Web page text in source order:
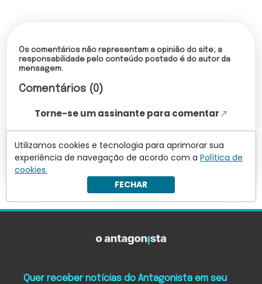
Os comentários não representam a opinião do site; a
responsabilidade pelo conteúdo postado é do autor da
mensagem.
Comentários (0)
Torne-se um assinante para comentar
Leia mais comentários
Utilizamos cookies e tecnologia para aprimorar sua
experiência de navegação de acordo com a Política de
cookies.
FECHAR
Quer receber notícias do Antagonista em seu